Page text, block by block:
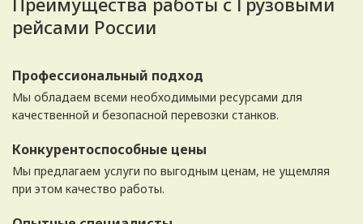
рейсами России
Профессиональный подход
Мы обладаем всеми необходимыми ресурсами для
качественной и безопасной перевозки станков.
Конкурентоспособные цены
Мы предлагаем услуги по выгодным ценам, не ущемляя
при этом качество работы.